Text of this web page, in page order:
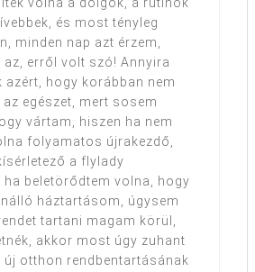
és most tényleg
minden nap azt érzem,
az, erről volt szó! Annyira
azért, hogy korábban nem
egészet, mert sosem
vártam, hiszen ha nem
folyamatos újrakezdő,
a flylady
ha beletörődtem volna, hogy
háztartásom, úgysem
tartani magam körül,
akkor most úgy zuhant
új otthon rendbentartásának